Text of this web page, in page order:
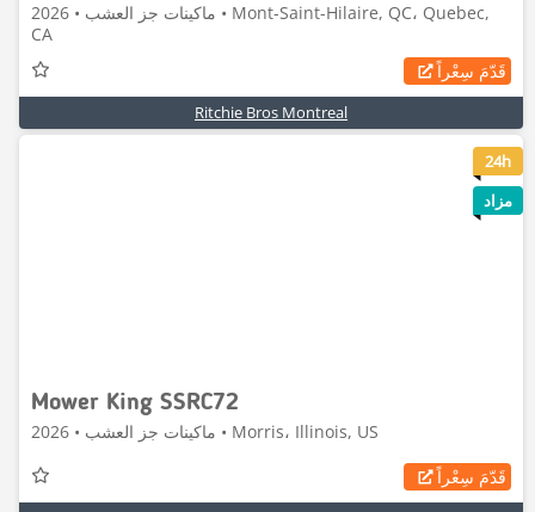
ماكينات جز العشب • 2026 • Mont-Saint-Hilaire, QC، Quebec,
CA
قَدّمَ سِعْراً
Ritchie Bros Montreal
8
Mower King SSRC72
ماكينات جز العشب • 2026 • Morris، Illinois, US
قَدّمَ سِعْراً
24h
مزاد